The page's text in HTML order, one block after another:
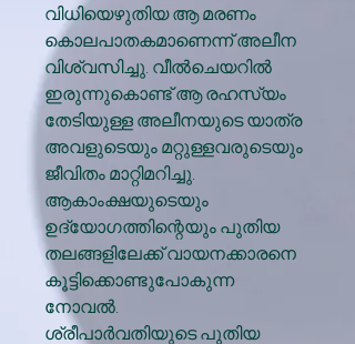
വിധിയെഴുതിയ ആ മരണം
കൊലപാതകമാണെന്ന് അലീന
വിശ്വസിച്ചു. വീൽചെയറിൽ
ഇരുന്നുകൊണ്ട് ആ രഹസ്യം
തേടിയുള്ള അലീനയുടെ യാത്ര
അവളുടെയും മറ്റുള്ളവരുടെയും
ജീവിതം മാറ്റിമറിച്ചു.
ആകാംക്ഷയുടെയും
ഉദ്യോഗത്തിന്റെയും പുതിയ
തലങ്ങളിലേക്ക് വായനക്കാരനെ
കൂട്ടിക്കൊണ്ടുപോകുന്ന
നോവൽ.
ശ്രീപാർവതിയുടെ പുതിയ